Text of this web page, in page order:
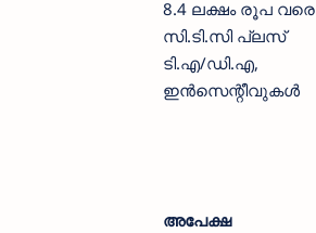
8.4 ലക്ഷം രൂപ വരെ
സി.ടി.സി പ്ലസ്
ടി.എ/ഡി.എ,
ഇൻസെന്റീവുകൾ
അപേക്ഷ